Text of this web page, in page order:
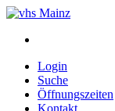
Login
Suche
Öffnungszeiten
Kontakt